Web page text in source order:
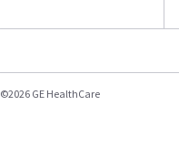
©2026 GE HealthCare